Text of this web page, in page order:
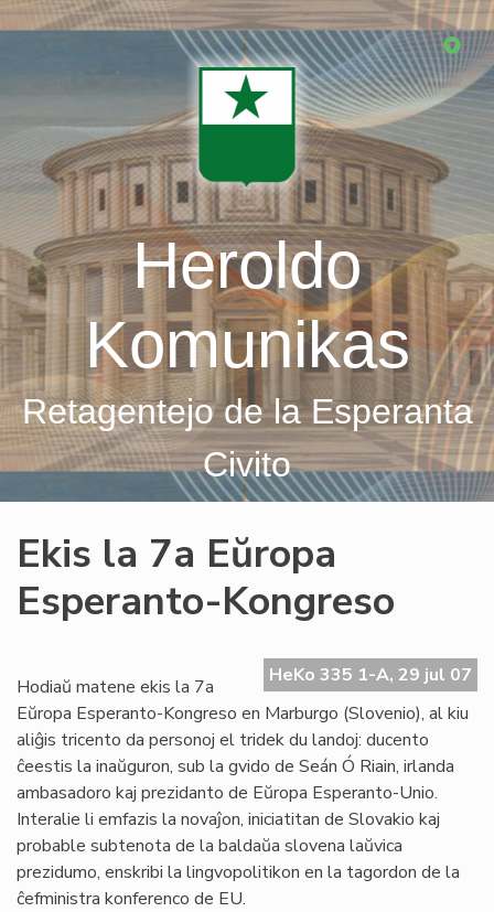
Skip
Heroldo
Komunikas
Retagentejo de la Esperanta
Civito
Ekis la 7a Eŭropa
Esperanto-Kongreso
HeKo 335 1-A, 29 jul 07
Hodiaŭ matene ekis la 7a
Eŭropa Esperanto-Kongreso en Marburgo (Slovenio), al kiu
aliĝis tricento da personoj el tridek du landoj: ducento
ĉeestis la inaŭguron, sub la gvido de Seán Ó Riain, irlanda
ambasadoro kaj prezidanto de Eŭropa Esperanto-Unio.
Interalie li emfazis la novaĵon, iniciatitan de Slovakio kaj
probable subtenota de la baldaŭa slovena laŭvica
prezidumo, enskribi la lingvopolitikon en la tagordon de la
ĉefministra konferenco de EU.